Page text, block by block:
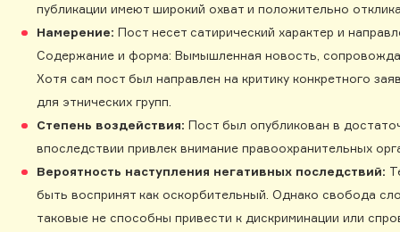
публикации имеют широкий охват и положительно
Намерение: Пост несет сатирический характер и
Содержание и форма: Вымышленная новость,
Хотя сам пост был направлен на критику конкретного
для этнических групп.
Степень воздействия: Пост был опубликован в
впоследствии привлек внимание правоохранительных
Вероятность наступления негативных последствий:
быть воспринят как оскорбительный. Однако свобода
таковые не способны привести к дискриминации или